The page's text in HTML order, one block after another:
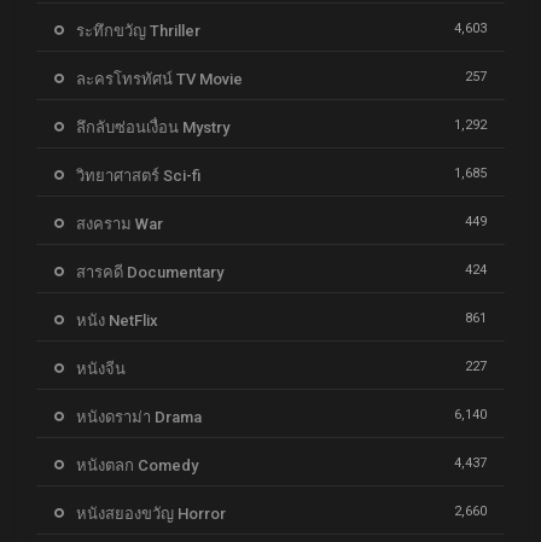
ระทึกขวัญ Thriller 4,603
ละครโทรทัศน์ TV Movie 257
ลึกลับซ่อนเงื่อน Mystry 1,292
วิทยาศาสตร์ Sci-fi 1,685
สงคราม War 449
สารคดี Documentary 424
หนัง NetFlix 861
หนังจีน 227
หนังดราม่า Drama 6,140
หนังตลก Comedy 4,437
หนังสยองขวัญ Horror 2,660